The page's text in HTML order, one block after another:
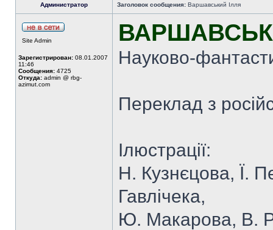
Администратор Заголовок сообщения: Варшавський Ілля
Site Admin
Зарегистрирован: 08.01.2007
11:46
Сообщения: 4725
Откуда: admin @ rbg-
azimut.com
Науково-
Переклад з
Ілюстрації:
Н. Кузнєцова, Ї.
Гавлічека,
Ю. Макарова, В.